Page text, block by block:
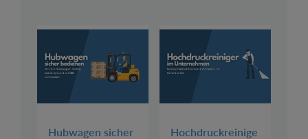
Hubwagen sicher
Hochdruckreinige